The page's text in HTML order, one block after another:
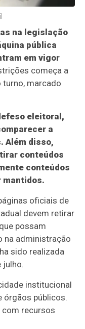
na legislação
pública
em vigor
começa a
marcado
eleitoral,
a
Além disso,
conteúdos
conteúdos
mantidos.
oficiais de
devem retirar
possam
na administração
sido realizada
julho.
institucional
órgãos públicos.
recursos